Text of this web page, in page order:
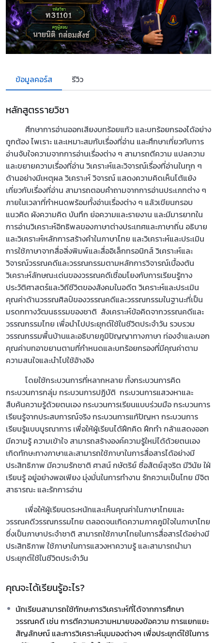
ข้อมูลคอร์ส รีวิว
หลักสูตรรายวิชา
ศึกษาการอ่านออกเสียงบทร้อยแก้ว และบทร้อยกรองได้อย่าง
ถูกต้อง ไพเราะ และเหมาะสมกับเรื่องที่อ่าน และศึกษาเกี่ยวกับการ
อ่านจับใจความจากการอ่านเรื่องต่าง ๆ สามารถตีความ แปลความ
และขยายความเรื่องที่อ่าน วิเคราะห์และวิจารณ์เรื่องที่อ่านในทุก ๆ
ด้านอย่างมีเหตุผล วิเคราะห์ วิจารณ์ แสดงความคิดเห็นโต้แย้ง
เกี่ยวกับเรื่องที่อ่าน สามารถตอบคำถามจากการอ่านประเภทต่าง ๆ
ภายในเวลาที่กำหนดพร้อมทั้งอ่านเรื่องต่าง ๆ แล้วเขียนกรอบ
แนวคิด ผังความคิด บันทึก ย่อความและรายงาน และมีมารยาทใน
การอ่านวิเคราะห์อิทธิพลของภาษาต่างประเทศและภาษาถิ่น อธิบาย
และวิเคราะห์หลักการสร้างคำในภาษาไทย และวิเคราะห์และประเมิน
การใช้ภาษาจากสื่อสิ่งพิมพ์และสื่ออิเล็กทรอนิกส์ วิเคราะห์และ
วิจารณ์วรรณคดีและวรรณกรรมตามหลักการวิจารณ์เบื้องต้น
วิเคราะห์ลักษณะเด่นของวรรณคดีเชื่อมโยงกับการเรียนรู้ทาง
ประวัติศาสตร์และวิถีชีวิตของสังคมในอดีต วิเคราะห์และประเมิน
คุณค่าด้านวรรณศิลป์ของวรรณคดีและวรรณกรรมในฐานะที่เป็น
มรดกทางวัฒนธรรมของชาติ สังเคราะห์ข้อคิดจากวรรณคดีและ
วรรณกรรมไทย เพื่อนำไปประยุกต์ใช้ในชีวิตประจำวัน รวบรวม
วรรณกรรมพื้นบ้านและอธิบายภูมิปัญญาทางภาษา ท่องจำและบอก
คุณค่าบทอาขยานตามที่กำหนดและบทร้อยกรองที่มีคุณค่าตาม
ความสนใจและนำไปใช้อ้างอิง
โดยใช้กระบวนการที่หลากหลาย ทั้งกระบวนการคิด
กระบวนการกลุ่ม กระบวนการปฏิบัติ กระบวนการแสวงหาและ
สืบค้นความรู้ด้วยตนเอง กระบวนการเรียนแบบร่วมมือ กระบวนการ
เรียนรู้จากประสบการณ์จริง กระบวนการแก้ปัญหา กระบวนการ
เรียนรู้แบบบูรณาการ เพื่อให้ผู้เรียนได้ฝึกคิด ฝึกทำ กล้าแสดงออก
มีความรู้ ความเข้าใจ สามารถสร้างองค์ความรู้ใหม่ได้ด้วยตนเอง
เกิดทักษะทางภาษาและสามารถใช้ภาษาในการสื่อสารได้อย่างมี
ประสิทธิภาพ มีความรักชาติ ศาสน์ กษัตริย์ ซื่อสัตย์สุจริต มีวินัย ใฝ่
เรียนรู้ อยู่อย่างพอเพียง มุ่งมั่นในการทำงาน รักความเป็นไทย มีจิต
สาธารณะ และรักการอ่าน
เพื่อให้ผู้เรียนตระหนักและเห็นคุณค่าในภาษาไทยและ
วรรณคดีวรรณกรรมไทย ตลอดจนเกิดความภาคภูมิใจในภาษาไทย
ซึ่งเป็นภาษาประจำชาติ สามารถใช้ภาษาไทยในการสื่อสารได้อย่างมี
ประสิทธิภาพ ใช้ภาษาในการแสวงหาความรู้ และสามารถนำมา
ประยุกต์ใช้ในชีวิตประจำวัน
คุณจะได้เรียนรู้อะไร?
นักเรียนสามารถใช้ทักษะการวิเคราะห์ที่ได้จากการศึกษา
วรรณคดี เช่น การตีความความหมายของข้อความ การแยกแยะ
สัญลักษณ์ และการวิเคราะห์มุมมองต่างๆ เพื่อประยุกต์ใช้ในการ